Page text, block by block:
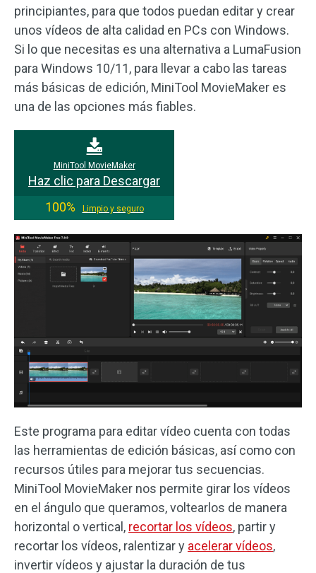
principiantes, para que todos puedan editar y crear
unos vídeos de alta calidad en PCs con Windows.
Si lo que necesitas es una alternativa a LumaFusion
para Windows 10/11, para llevar a cabo las tareas
más básicas de edición, MiniTool MovieMaker es
una de las opciones más fiables.
MiniTool MovieMaker
Haz clic para Descargar
100%
Limpio y seguro
Este programa para editar vídeo cuenta con todas
las herramientas de edición básicas, así como con
recursos útiles para mejorar tus secuencias.
MiniTool MovieMaker nos permite girar los vídeos
en el ángulo que queramos, voltearlos de manera
horizontal o vertical, recortar los vídeos, partir y
recortar los vídeos, ralentizar y acelerar vídeos,
invertir vídeos y ajustar la duración de tus